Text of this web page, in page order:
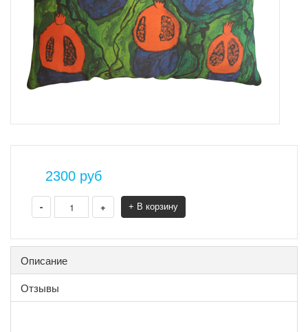
2300 руб
- + + В корзину
Описание
Отзывы